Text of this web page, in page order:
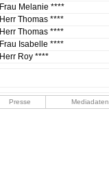
Frau Melanie ****
Herr Thomas ****
Herr Thomas ****
Frau Isabelle ****
Herr Roy ****
Presse Mediadaten